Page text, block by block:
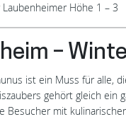
Höhe 1 – 3
–
ist ein Muss für alle,
gehört gleich ein
Besucher mit